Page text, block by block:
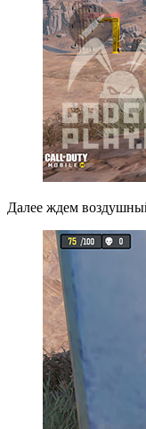
Далее ждем